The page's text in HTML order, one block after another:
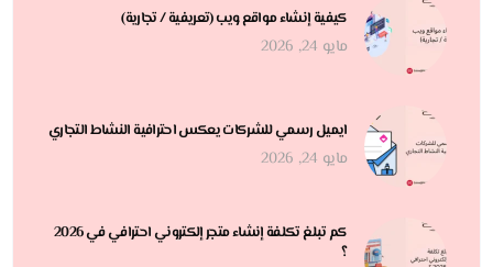
كيفية إنشاء مواقع ويب (تعريفية / تجارية)
مايو 24, 2026
ايميل رسمي للشركات يعكس احترافية النشاط التجاري
مايو 24, 2026
كم تبلغ تكلفة إنشاء متجر إلكتروني احترافي في 2026
؟